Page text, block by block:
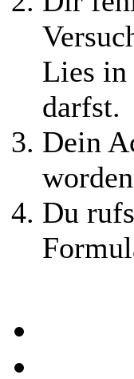
Lies in
darfst.
Dein
Du